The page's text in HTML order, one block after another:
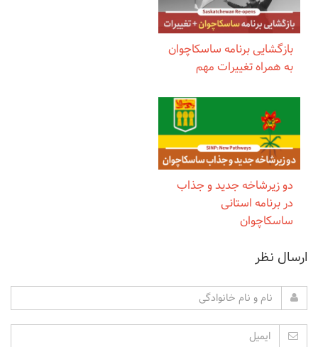
بازگشایی برنامه ساسکاچوان
به همراه تغییرات مهم
دو زیرشاخه جدید و جذاب
در برنامه استانی
ساسکاچوان
ارسال نظر